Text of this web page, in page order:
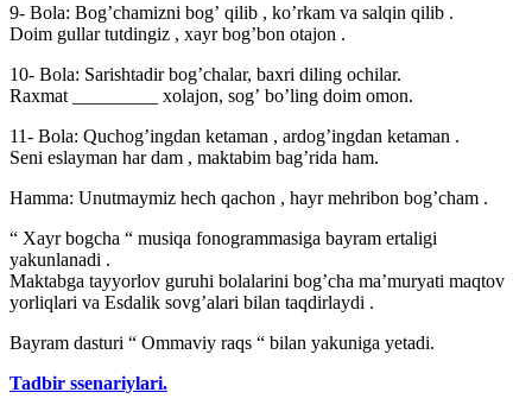
9- Bola: Bogʼchamizni bogʼ qilib , koʼrkam va salqin qilib .
Doim gullar tutdingiz , xayr bogʼbon otajon .
10- Bola: Sarishtadir bogʼchalar, baxri diling ochilar.
Raxmat _________ xolajon, sogʼ boʼling doim omon.
11- Bola: Quchogʼingdan ketaman , ardogʼingdan ketaman .
Seni eslayman har dam , maktabim bagʼrida ham.
Hamma: Unutmaymiz hech qachon , hayr mehribon bogʼcham .
“ Xayr bogcha “ musiqa fonogrammasiga bayram ertaligi
yakunlanadi .
Maktabga tayyorlov guruhi bolalarini bogʼcha maʼmuryati maqtov
yorliqlari va Esdalik sovgʼalari bilan taqdirlaydi .
Bayram dasturi “ Ommaviy raqs “ bilan yakuniga yetadi.
Tadbir ssenariylari.